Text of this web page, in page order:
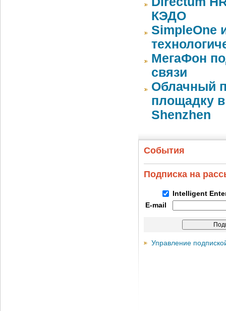
КЭДО
SimpleOne
МегаФон
связи
Облачный
площадку в
Shenzhen
События
Подписка на
Intelligent
E-mail
Управление